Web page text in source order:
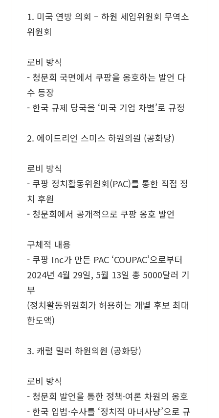
1. 미국 연방 의회 – 하원 세입위원회 무역소
위원회
로비 방식
- 청문회 국면에서 쿠팡을 옹호하는 발언 다
수 등장
- 한국 규제 당국을 ‘미국 기업 차별’로 규정
2. 에이드리언 스미스 하원의원 (공화당)
로비 방식
- 쿠팡 정치활동위원회(PAC)를 통한 직접 정
치 후원
- 청문회에서 공개적으로 쿠팡 옹호 발언
구체적 내용
- 쿠팡 Inc가 만든 PAC ‘COUPAC’으로부터
2024년 4월 29일, 5월 13일 총 5000달러 기
부
(정치활동위원회가 허용하는 개별 후보 최대
한도액)
3. 캐럴 밀러 하원의원 (공화당)
로비 방식
- 청문회 발언을 통한 정책·여론 차원의 옹호
- 한국 입법·수사를 ‘정치적 마녀사냥’으로 규